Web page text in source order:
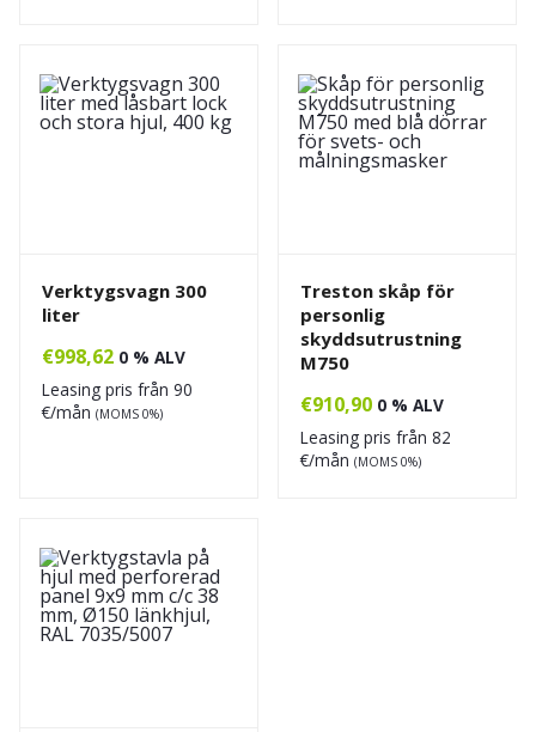
Verktygsvagn 300
liter
€998,62 0 % ALV
Leasing pris från 90
€/mån (MOMS 0%)
Treston skåp för
personlig
skyddsutrustning
M750
€910,90 0 % ALV
Leasing pris från 82
€/mån (MOMS 0%)